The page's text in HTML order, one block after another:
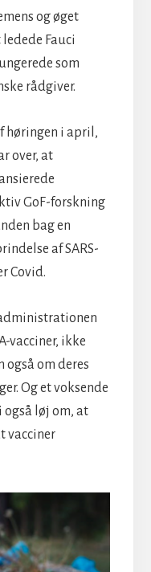
og øget
Fauci
som
rådgiver.
høringen i april,
over, at
GoF-forskning
bag en
af SARS-
Covid.
vacciner, ikke
også om deres
Og et voksende
også løj om, at
vacciner